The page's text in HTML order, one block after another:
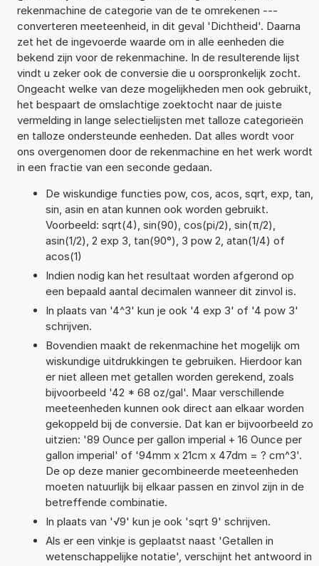
rekenmachine de categorie van de te omrekenen ---
converteren meeteenheid, in dit geval 'Dichtheid'. Daarna
zet het de ingevoerde waarde om in alle eenheden die
bekend zijn voor de rekenmachine. In de resulterende lijst
vindt u zeker ook de conversie die u oorspronkelijk zocht.
Ongeacht welke van deze mogelijkheden men ook gebruikt,
het bespaart de omslachtige zoektocht naar de juiste
vermelding in lange selectielijsten met talloze categorieën
en talloze ondersteunde eenheden. Dat alles wordt voor
ons overgenomen door de rekenmachine en het werk wordt
in een fractie van een seconde gedaan.
De wiskundige functies pow, cos, acos, sqrt, exp, tan,
sin, asin en atan kunnen ook worden gebruikt.
Voorbeeld: sqrt(4), sin(90), cos(pi/2), sin(π/2),
asin(1/2), 2 exp 3, tan(90°), 3 pow 2, atan(1/4) of
acos(1)
Indien nodig kan het resultaat worden afgerond op
een bepaald aantal decimalen wanneer dit zinvol is.
In plaats van '4^3' kun je ook '4 exp 3' of '4 pow 3'
schrijven.
Bovendien maakt de rekenmachine het mogelijk om
wiskundige uitdrukkingen te gebruiken. Hierdoor kan
er niet alleen met getallen worden gerekend, zoals
bijvoorbeeld '42 * 68 oz/gal'. Maar verschillende
meeteenheden kunnen ook direct aan elkaar worden
gekoppeld bij de conversie. Dat kan er bijvoorbeeld zo
uitzien: '89 Ounce per gallon imperial + 16 Ounce per
gallon imperial' of '94mm x 21cm x 47dm = ? cm^3'.
De op deze manier gecombineerde meeteenheden
moeten natuurlijk bij elkaar passen en zinvol zijn in de
betreffende combinatie.
In plaats van '√9' kun je ook 'sqrt 9' schrijven.
Als er een vinkje is geplaatst naast 'Getallen in
wetenschappelijke notatie', verschijnt het antwoord in